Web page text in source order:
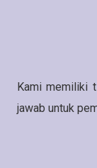
Kami memiliki
jawab untuk